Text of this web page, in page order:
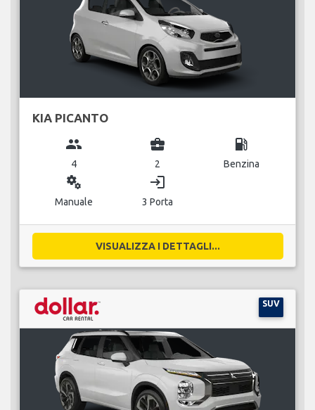
KIA PICANTO
group
4
business_center
2
local_gas_station
Benzina
miscellaneous_services
Manuale
login
3 Porta
VISUALIZZA I DETTAGLI...
SUV